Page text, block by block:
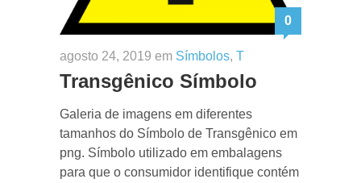
0
agosto 24, 2019 em Símbolos, T
Transgênico Símbolo
Galeria de imagens em diferentes
tamanhos do Símbolo de Transgênico em
png. Símbolo utilizado em embalagens
para que o consumidor identifique contém